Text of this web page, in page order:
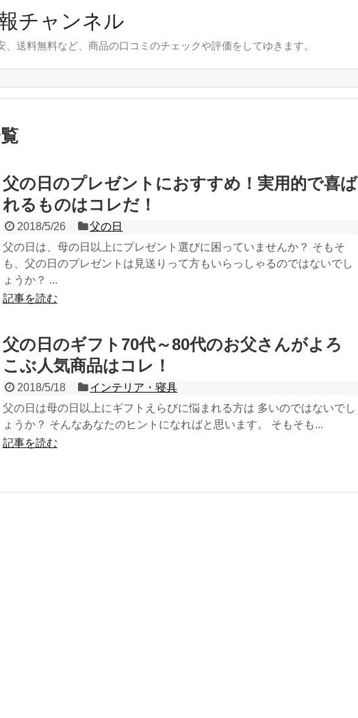
チャンネル
、送料無料など、商品の口コミのチェックや評価をしてゆきます。
父の日のプレゼントにおすすめ！実用的で喜ば
れるものはコレだ！
2018/5/26
父の日
父の日は、母の日以上にプレゼント選びに困っていませんか？ そもそ
も、父の日のプレゼントは見送りって方もいらっしゃるのではないでし
ょうか？ ...
記事を読む
父の日のギフト70代～80代のお父さんがよろ
こぶ人気商品はコレ！
2018/5/18
インテリア・寝具
父の日は母の日以上にギフトえらびに悩まれる方は 多いのではないでし
ょうか？ そんなあなたのヒントになればと思います。 そもそも...
記事を読む